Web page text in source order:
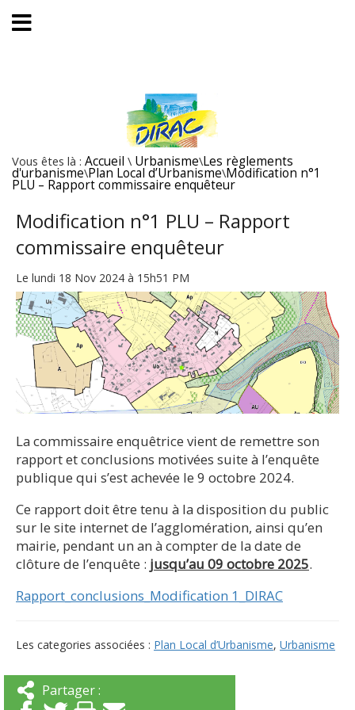
Vous êtes là : Accueil \ Urbanisme\Les règlements
d'urbanisme\Plan Local d’Urbanisme\Modification n°1
PLU – Rapport commissaire enquêteur
Modification n°1 PLU – Rapport
commissaire enquêteur
Le lundi 18 Nov 2024 à 15h51 PM
La commissaire enquêtrice vient de remettre son
rapport et conclusions motivées suite à l’enquête
publique qui s’est achevée le 9 octobre 2024.
Ce rapport doit être tenu à la disposition du public
sur le site internet de l’agglomération, ainsi qu’en
mairie, pendant un an à compter de la date de
clôture de l’enquête : jusqu’au 09 octobre 2025.
Rapport_conclusions_Modification 1_DIRAC
Les categories associées : Plan Local d’Urbanisme, Urbanisme
Partager :